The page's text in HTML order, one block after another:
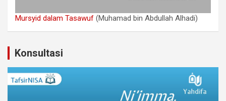
Mursyid dalam Tasawuf (Muhamad bin Abdullah Alhadi)
Konsultasi